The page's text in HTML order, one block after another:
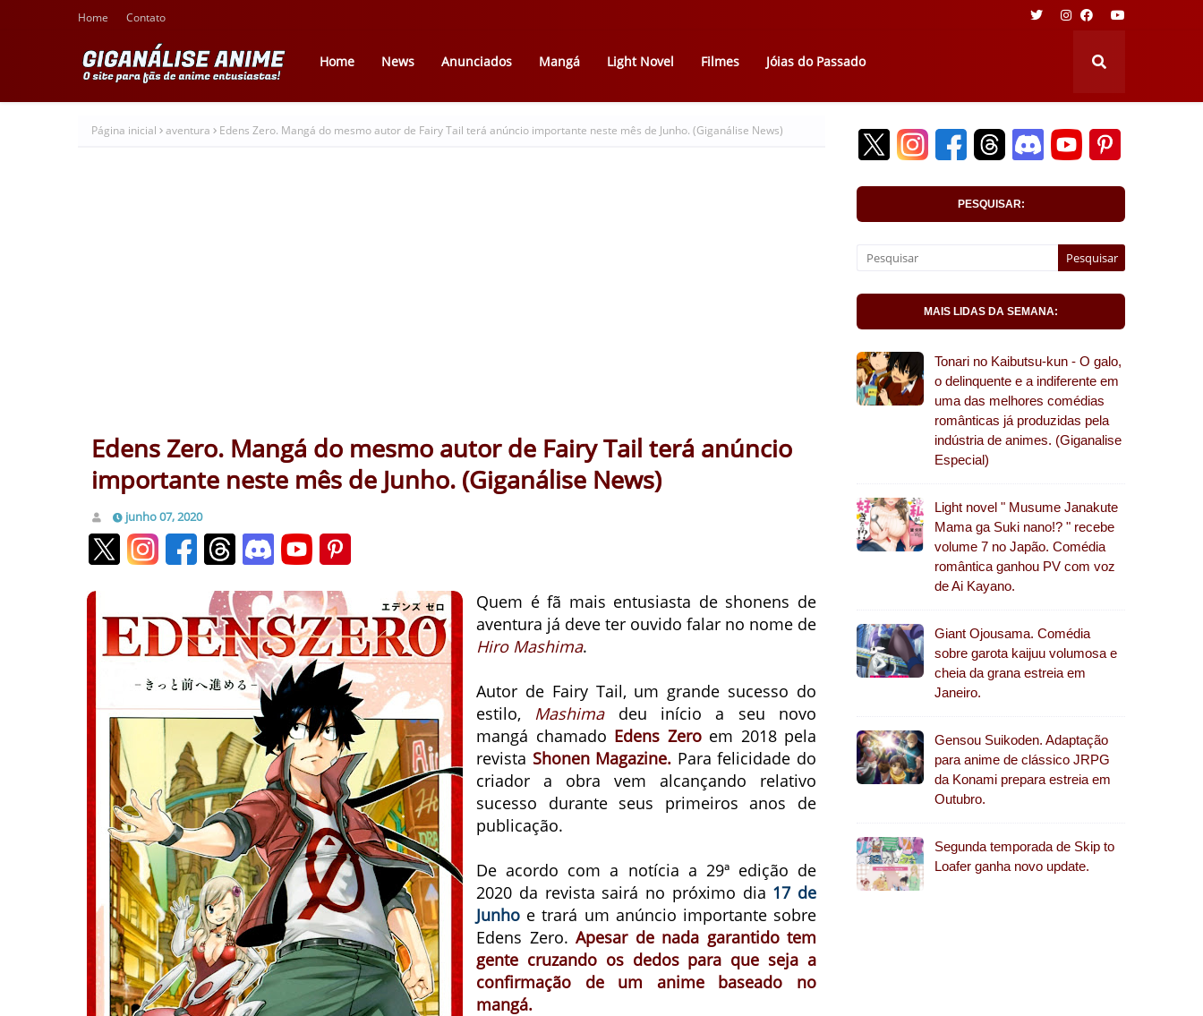
Home Contato
Home News Anunciados Mangá Light Novel Filmes Jóias do Passado
Página inicial aventura Edens Zero. Mangá do mesmo autor de Fairy Tail terá anúncio importante neste mês de Junho. (Giganálise News)
Edens Zero. Mangá do mesmo autor de Fairy Tail terá anúncio
importante neste mês de Junho. (Giganálise News)
junho 07, 2020
Quem é fã mais entusiasta de shonens de
aventura já deve ter ouvido falar no nome de
Hiro Mashima.
Autor de Fairy Tail, um grande sucesso do
estilo, Mashimadeu início a seu novo
mangá chamado Edens Zeroem 2018 pela
revista Shonen Magazine. Para felicidade do
criador a obra vem alcançando relativo
sucesso durante seus primeiros anos de
publicação.
De acordo com a notícia a 29ª edição de
2020 da revista sairá no próximo dia 17 de
Junho e trará um anúncio importante sobre
Edens Zero. Apesar de nada garantido tem
gente cruzando os dedos para que seja a
confirmação de um anime baseado no
mangá.
PESQUISAR:
MAIS LIDAS DA SEMANA:
Tonari no Kaibutsu-kun - O galo,
o delinquente e a indiferente em
uma das melhores comédias
românticas já produzidas pela
indústria de animes. (Giganalise
Especial)
Light novel " Musume Janakute
Mama ga Suki nano!? " recebe
volume 7 no Japão. Comédia
romântica ganhou PV com voz
de Ai Kayano.
Giant Ojousama. Comédia
sobre garota kaijuu volumosa e
cheia da grana estreia em
Janeiro.
Gensou Suikoden. Adaptação
para anime de clássico JRPG
da Konami prepara estreia em
Outubro.
Segunda temporada de Skip to
Loafer ganha novo update.